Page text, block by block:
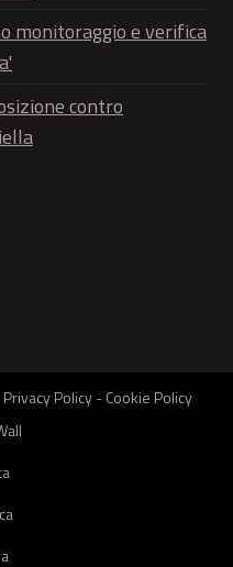
monitoraggio e verifica
contro
Privacy Policy-Cookie Policy